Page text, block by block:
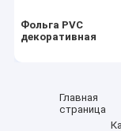
Фольга PVC
декоративная
Главная
страница